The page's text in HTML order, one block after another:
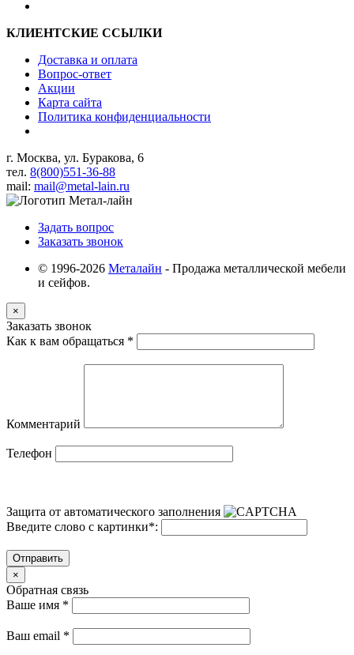
КЛИЕНТСКИЕ ССЫЛКИ
Доставка и оплата
Вопрос-ответ
Акции
Карта сайта
Политика конфиденциальности
г. Москва, ул. Буракова, 6
тел. 8(800)551-36-88
mail: mail@metal-lain.ru
Задать вопрос
Заказать звонок
© 1996-2026 Металайн - Продажа металлической мебели
и сейфов.
×
Заказать звонок
Как к вам обращаться *
Комментарий
Телефон
Защита от автоматического заполнения
Введите слово с картинки*:
Отправить
×
Обратная связь
Ваше имя *
Ваш email *